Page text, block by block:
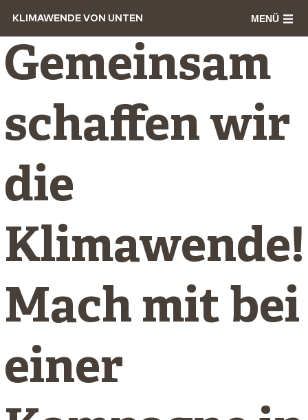
KLIMAWENDE VON UNTEN MENÜ
Gemeinsam
schaffen wir
die
Klimawende!
Mach mit bei
einer